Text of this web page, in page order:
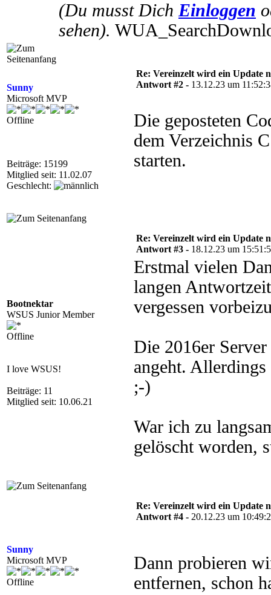
(Du musst Dich Einloggen
sehen).
Sunny
Microsoft MVP
Offline
Beiträge: 15199
Mitglied seit: 11.02.07
Geschlecht:
Re: Vereinzelt wird ein Update
Antwort #2 - 13.12.23 um
Die geposteten
dem Verzeichnis
starten.
Bootnektar
WSUS Junior Member
Offline
I love WSUS!
Beiträge: 11
Mitglied seit: 10.06.21
Re: Vereinzelt wird ein Update
Antwort #3 - 18.12.23 um
Erstmal vielen
langen
vergessen
Die 2016er Server
angeht. Allerdings
;-)
War ich zu
gelöscht worden,
Sunny
Microsoft MVP
Offline
Re: Vereinzelt wird ein Update
Antwort #4 - 20.12.23 um
Dann probieren
entfernen, schon